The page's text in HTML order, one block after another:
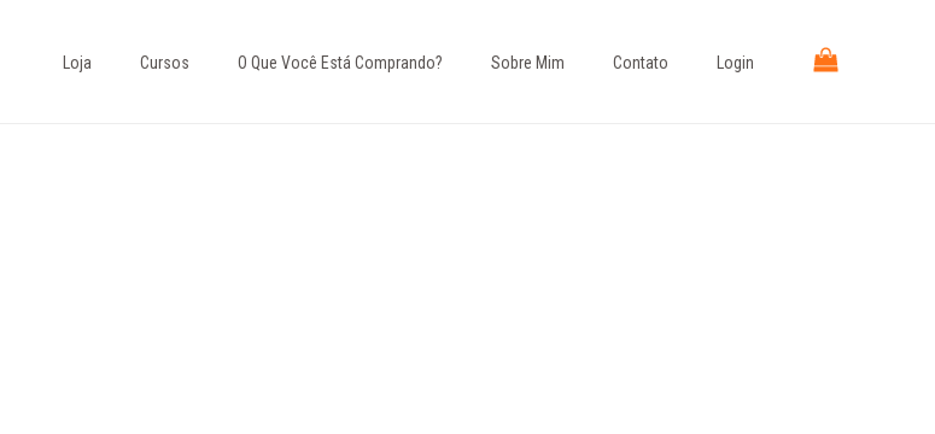
Loja Cursos O Que Você Está Comprando?​ Sobre Mim Contato Login